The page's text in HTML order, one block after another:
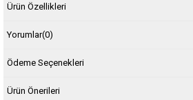
Ürün Özellikleri
Yorumlar(0)
Ödeme Seçenekleri
Ürün Önerileri